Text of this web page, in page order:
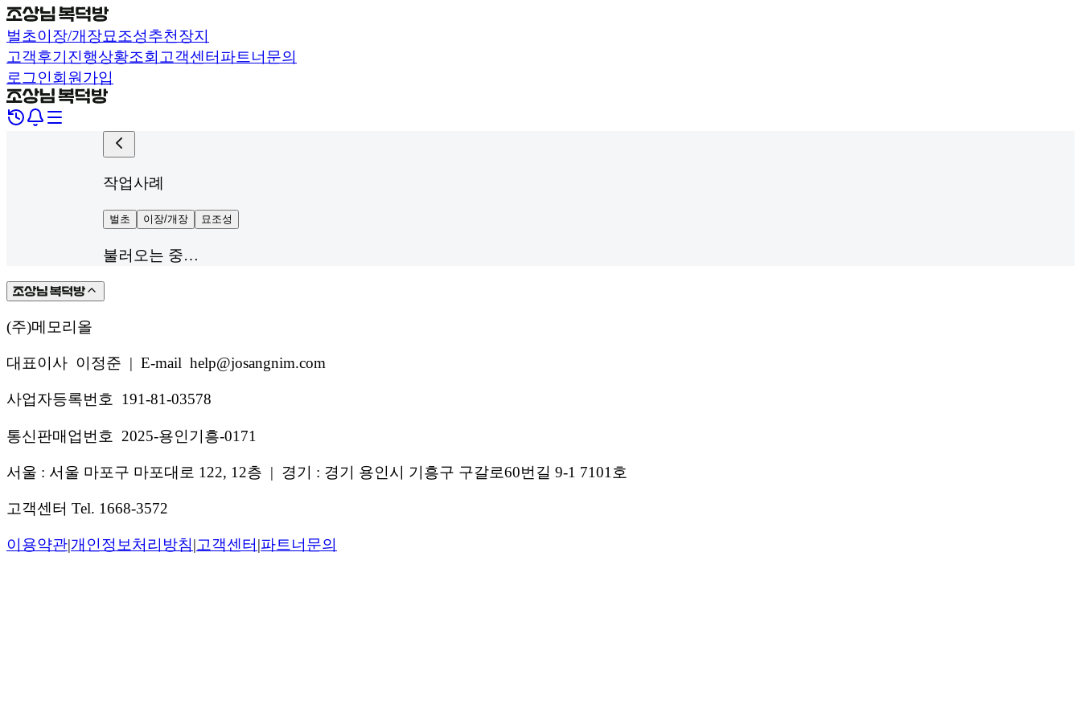
벌초이장/개장묘조성추천장지
고객후기 진행상황조회 고객센터 파트너문의
로그인회원가입
작업사례
벌초 이장/개장 묘조성
불러오는 중…
(주)메모리올
대표이사 이정준 | E-mail help@josangnim.com
사업자등록번호 191-81-03578
통신판매업번호 2025-용인기흥-0171
서울 : 서울 마포구 마포대로 122, 12층 | 경기 : 경기 용인시 기흥구 구갈로60번길 9-1 7101호
고객센터 Tel. 1668-3572
이용약관|개인정보처리방침|고객센터 |파트너문의